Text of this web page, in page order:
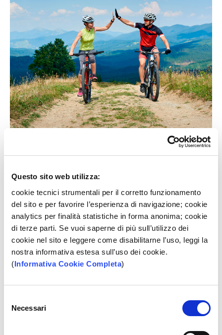
Questo sito web utilizza:
cookie tecnici strumentali per il corretto funzionamento
del sito e per favorire l’esperienza di navigazione; cookie
analytics per finalità statistiche in forma anonima; cookie
di terze parti. Se vuoi saperne di più sull’utilizzo dei
cookie nel sito e leggere come disabilitarne l’uso, leggi la
nostra informativa estesa sull’uso dei cookie.
(Informativa Cookie Completa)
delNecessari
Durata da 6 mesi a 10 anni.
Limite assuntivo di 80 mila euro per decesso e invalidità
totale permanente da infortunio o malattia.
Set Informativo
FISSA UN APPUNTAMENTO
SCOPRI COME RICHIEDERE IL PRODOTTO
Prima della sottoscrizione consultare i set informativi disponibili